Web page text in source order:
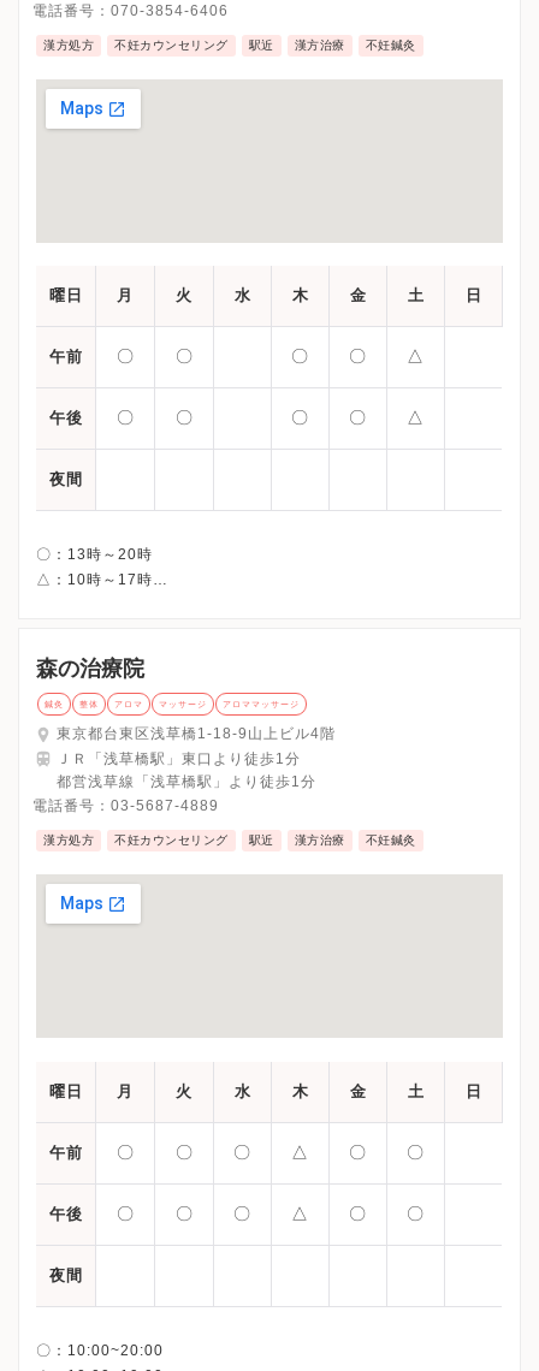
電話番号： 070-3854-6406
漢方処方 不妊カウンセリング 駅近 漢方治療 不妊鍼灸
曜日 月 火 水 木 金 土 日
午前 〇 〇 〇 〇 △
午後 〇 〇 〇 〇 △
夜間
〇：13時～20時
△：10時～17時
森の治療院
鍼灸 整体 アロマ マッサージ アロママッサージ
東京都台東区浅草橋1-18-9山上ビル4階
ＪＲ「浅草橋駅」東口より徒歩1分
都営浅草線「浅草橋駅」より徒歩1分
電話番号： 03-5687-4889
漢方処方 不妊カウンセリング 駅近 漢方治療 不妊鍼灸
曜日 月 火 水 木 金 土 日
午前 〇 〇 〇 △ 〇 〇
午後 〇 〇 〇 △ 〇 〇
夜間
〇：10:00~20:00